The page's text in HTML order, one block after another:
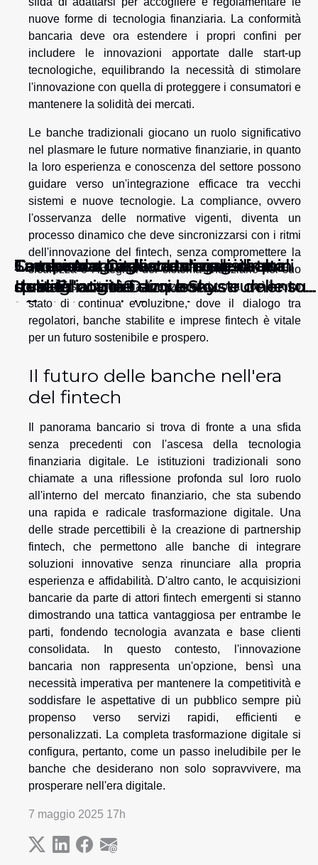
nuove forme di tecnologia finanziaria. La conformità
bancaria deve ora estendere i propri confini per
includere le innovazioni apportate dalle start-up
tecnologiche, equilibrando la necessità di stimolare
l'innovazione con quella di proteggere i consumatori e
mantenere la solidità dei mercati.
Le banche tradizionali giocano un ruolo significativo
nel plasmare le future normative finanziarie, in quanto
la loro esperienza e conoscenza del settore possono
guidare verso un'integrazione efficace tra vecchi
sistemi e nuove tecnologie. La compliance, ovvero
l'osservanza delle normative vigenti, diventa un
processo dinamico che deve sincronizzarsi con i ritmi
dell'innovazione del fintech, senza compromettere la
sicurezza e l’integrità del sistema finanziario nel suo
complesso. L'industria finanziaria si trova così in uno
stato di continua evoluzione, dove il dialogo tra
regolatori, banche stabilite e imprese fintech è vitale
per un futuro sostenibile e prospero.
Il futuro delle banche nell'era
del fintech
Il panorama bancario si trova di fronte a una sfida
senza precedenti con l'ascesa della tecnologia
finanziaria digitale. Le istituzioni tradizionali sono
chiamate a una riflessione profonda sul loro ruolo
all'interno del mercato finanziario, che sta subendo
una rapida e radicale trasformazione digitale. Una
delle strade percettibili è la creazione di partnership
fintech, che permettono alle banche di integrare
soluzioni innovative senza rinunciare alla propria
esperienza e affidabilità. D'altro canto, le acquisizioni
bancarie da parte di attori fintech emergenti si stanno
dimostrando una tattica vantaggiosa per entrambe le
parti, fondendo tecnologia avanzata e base clienti
consolidata. In questo contesto, l'innovazione
bancaria non rappresenta un'opzione, bensì una
necessità imperativa per mantenere la competitività e
soddisfare le aspettative di un pubblico sempre più
propenso verso servizi rapidi, efficienti e
personalizzati. La completa trasformazione digitale si
configura, pertanto, come un passo ineludibile per le
banche che desiderano non solo sopravvivere, ma
prosperare nell'era digitale.
7 maggio 2025 17h
Come saranno le vacanze estate in
Italia ?
SmokeAce Casino: Un'analisi
dettagliata dei suoi bonus e delle sue
offerte
Tamburo a lingua o tongue drum:
qual è l'origine di questo strumento
e come suonarlo
La tecnologia di streaming di alta
qualità: come Dazn e Sky
trasmettono la Serie A
Campionato italiano di calcio: quali
sono le novità?